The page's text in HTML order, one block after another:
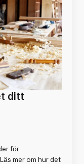
ditt
för
mer om hur det